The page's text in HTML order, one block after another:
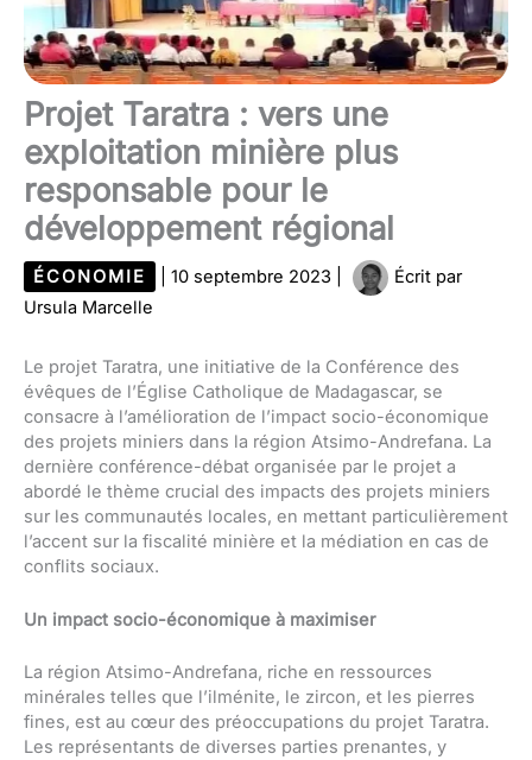
Projet Taratra : vers une
exploitation minière plus
responsable pour le
développement régional
ÉCONOMIE 10 septembre 2023
Écrit par
Ursula Marcelle
Le projet Taratra, une initiative de la Conférence des
évêques de l’Église Catholique de Madagascar, se
consacre à l’amélioration de l’impact socio-économique
des projets miniers dans la région Atsimo-Andrefana. La
dernière conférence-débat organisée par le projet a
abordé le thème crucial des impacts des projets miniers
sur les communautés locales, en mettant particulièrement
l’accent sur la fiscalité minière et la médiation en cas de
conflits sociaux.
Un impact socio-économique à maximiser
La région Atsimo-Andrefana, riche en ressources
minérales telles que l’ilménite, le zircon, et les pierres
fines, est au cœur des préoccupations du projet Taratra.
Les représentants de diverses parties prenantes, y